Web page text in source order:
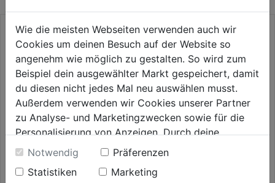
Shorts BPC 100128 khaki Short Bodyforce
Wie die meisten Webseiten verwenden auch wir
Cookies um deinen Besuch auf der Website so
angenehm wie möglich zu gestalten. So wird zum
Beispiel dein ausgewählter Markt gespeichert, damit
du diesen nicht jedes Mal neu auswählen musst.
Außerdem verwenden wir Cookies unserer Partner
zu Analyse- und Marketingzwecken sowie für die
Personalisierung von Anzeigen. Durch deine
Einwilligung werden die Daten von Drittanbieter,
unter anderem auch in den USA, verarbeitet.
Durch Klick auf "Alle Cookies erlauben" stimmst du
Notwendig
Präferenzen
Statistiken
Marketing